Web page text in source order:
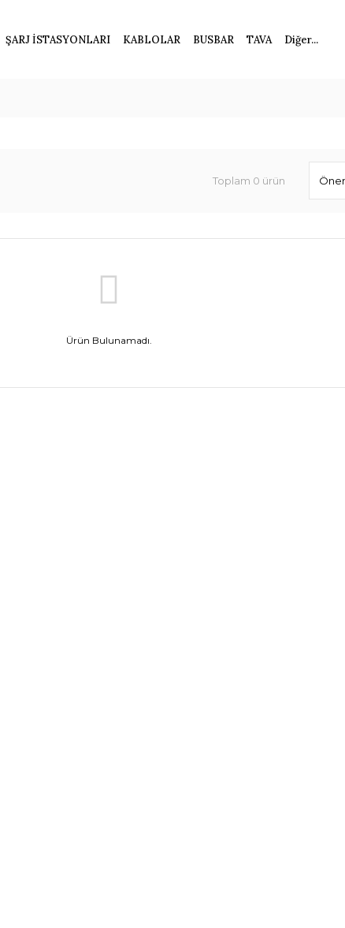
ŞARJ İSTASYONLARI KABLOLAR BUSBAR TAVA Diğer...
Toplam 0 ürün
Ürün Bulunamadı.